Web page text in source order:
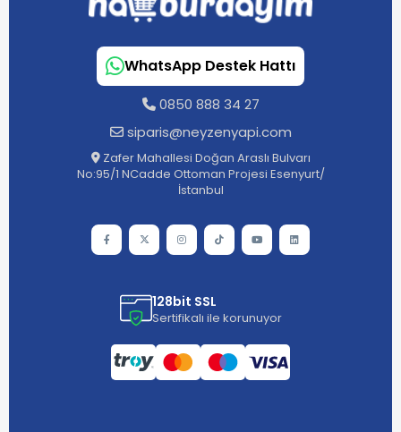
WhatsApp Destek Hattı
0850 888 34 27
siparis@neyzenyapi.com
Zafer Mahallesi Doğan Araslı Bulvarı
No:95/1 NCadde Ottoman Projesi Esenyurt/
İstanbul
128bit SSL
Sertifikalı ile korunuyor